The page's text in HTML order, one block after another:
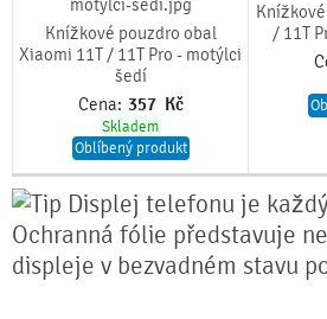
Knížkové pouzdro obal
Xiaomi 11T / 11T Pro - motýlci
šedí
Cena: 357 Kč
Skladem
Oblíbený produkt
/ 11T
Displej telefonu je
Ochranná fólie představuje
displeje v bezvadném stavu